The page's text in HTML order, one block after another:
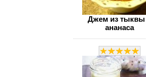
Джем из тыквы
ананаса